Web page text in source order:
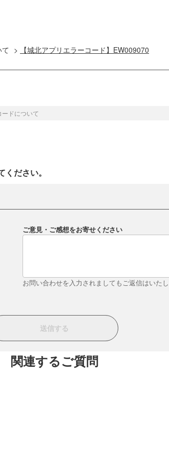
> 【城北アプリエラーコード】EW009070
ドについて
ださい。
ご意見・ご感想をお寄せください
お問い合わせを入力されましてもご返信はいた
関連するご質問